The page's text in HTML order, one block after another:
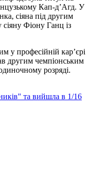
Кап-д’Агд. У
сіяна під другим
Фіону Ганц із
у професійній кар’єрі
другим чемпіонським
розряді.
та вийшла в 1/16